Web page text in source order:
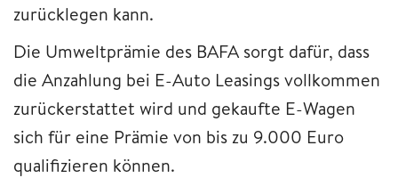
zurücklegen kann.
Die Umweltprämie des BAFA sorgt dafür, dass
die Anzahlung bei E-Auto Leasings vollkommen
zurückerstattet wird und gekaufte E-Wagen
sich für eine Prämie von bis zu 9.000 Euro
qualifizieren können.